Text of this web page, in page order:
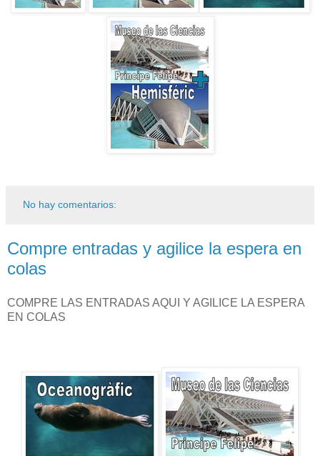
No hay comentarios:
Compre entradas y agilice la espera en
colas
COMPRE LAS ENTRADAS AQUI Y AGILICE LA ESPERA
EN COLAS